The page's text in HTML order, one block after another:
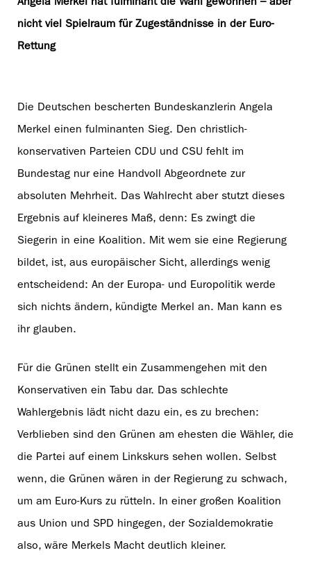
Angela Merkel hat fulminant die Wahl gewonnen – aber
nicht viel Spielraum für Zugeständnisse in der Euro-
Rettung
Die Deutschen bescherten Bundeskanzlerin Angela
Merkel einen fulminanten Sieg. Den christlich-
konservativen Parteien CDU und CSU fehlt im
Bundestag nur eine Handvoll Abgeordnete zur
absoluten Mehrheit. Das Wahlrecht aber stutzt dieses
Ergebnis auf kleineres Maß, denn: Es zwingt die
Siegerin in eine Koalition. Mit wem sie eine Regierung
bildet, ist, aus europäischer Sicht, allerdings wenig
entscheidend: An der Europa- und Europolitik werde
sich nichts ändern, kündigte Merkel an. Man kann es
ihr glauben.
Für die Grünen stellt ein Zusammengehen mit den
Konservativen ein Tabu dar. Das schlechte
Wahlergebnis lädt nicht dazu ein, es zu brechen:
Verblieben sind den Grünen am ehesten die Wähler, die
die Partei auf einem Linkskurs sehen wollen. Selbst
wenn, die Grünen wären in der Regierung zu schwach,
um am Euro-Kurs zu rütteln. In einer großen Koalition
aus Union und SPD hingegen, der Sozialdemokratie
also, wäre Merkels Macht deutlich kleiner.